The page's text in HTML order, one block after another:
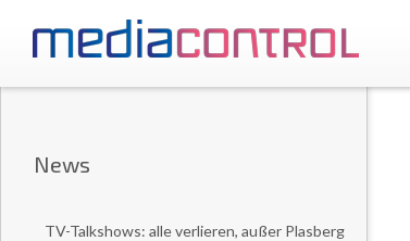
News
TV-Talkshows: alle verlieren, außer Plasberg